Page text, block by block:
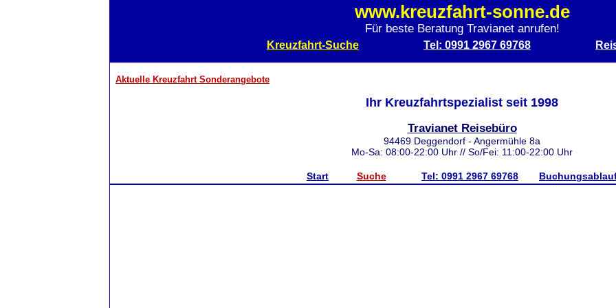
www.kreuzfahrt-sonne.de
Für beste Beratung Travianet anrufen!
Kreuzfahrt-Suche Tel: 0991 2967 69768
Aktuelle Kreuzfahrt Sonderangebote
Ihr Kreuzfahrtspezialist seit 1998
Travianet Reisebüro
94469 Deggendorf - Angermühle 8a
Mo-Sa: 08:00-22:00 Uhr // So/Fei: 11:00-22:00 Uhr
Start Suche Tel: 0991 2967 69768